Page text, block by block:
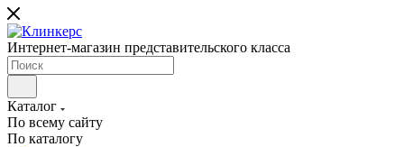
Интернет-магазин представительского класса
Каталог
По всему сайту
По каталогу